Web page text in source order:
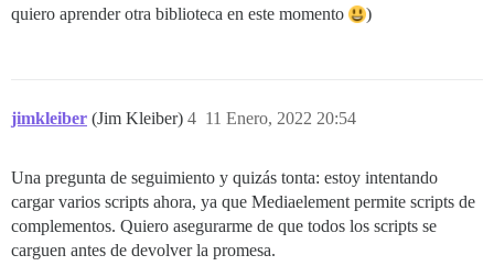
quiero aprender otra biblioteca en este momento
)
jimkleiber (Jim Kleiber) 11 Enero, 2022 20:54
4
Una pregunta de seguimiento y quizás tonta: estoy intentando
cargar varios scripts ahora, ya que Mediaelement permite scripts de
complementos. Quiero asegurarme de que todos los scripts se
carguen antes de devolver la promesa.